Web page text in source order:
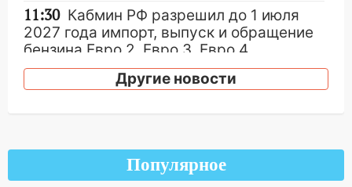
11:30 Кабмин РФ разрешил до 1 июля
2027 года импорт, выпуск и обращение
бензина Евро 2, Евро 3, Евро 4
Соцсети: на Рябикова автомобиль
врезался в забор
Внимание! В Ульяновской области
Другие новости
Популярное